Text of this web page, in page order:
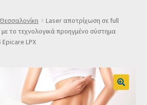
στο Newsletter του Dealistas.gr
Θεσσαλονίκη
Laser αποτρίχωση σε full
με το τεχνολογικά προηγμένο σύστημα
LPX